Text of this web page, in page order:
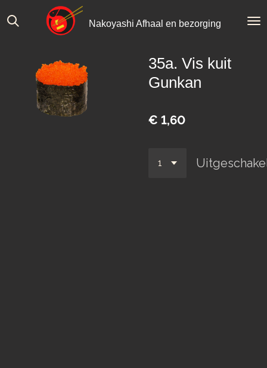
direct
hoofdinhoud
Nakoyashi Afhaal en bezorging
35a. Vis kuit
Gunkan
€ 1,60